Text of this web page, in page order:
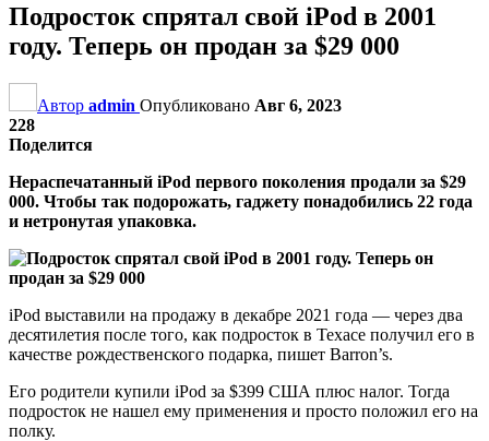
Подросток спрятал свой iPod в 2001
году. Теперь он продан за $29 000
Автор admin Опубликовано Авг 6, 2023
228
Поделится
Нераспечатанный iPod первого поколения продали за $29
000. Чтобы так подорожать, гаджету понадобились 22 года
и нетронутая упаковка.
iPod выставили на продажу в декабре 2021 года — через два
десятилетия после того, как подросток в Техасе получил его в
качестве рождественского подарка, пишет Barron’s.
Его родители купили iPod за $399 США плюс налог. Тогда
подросток не нашел ему применения и просто положил его на
полку.